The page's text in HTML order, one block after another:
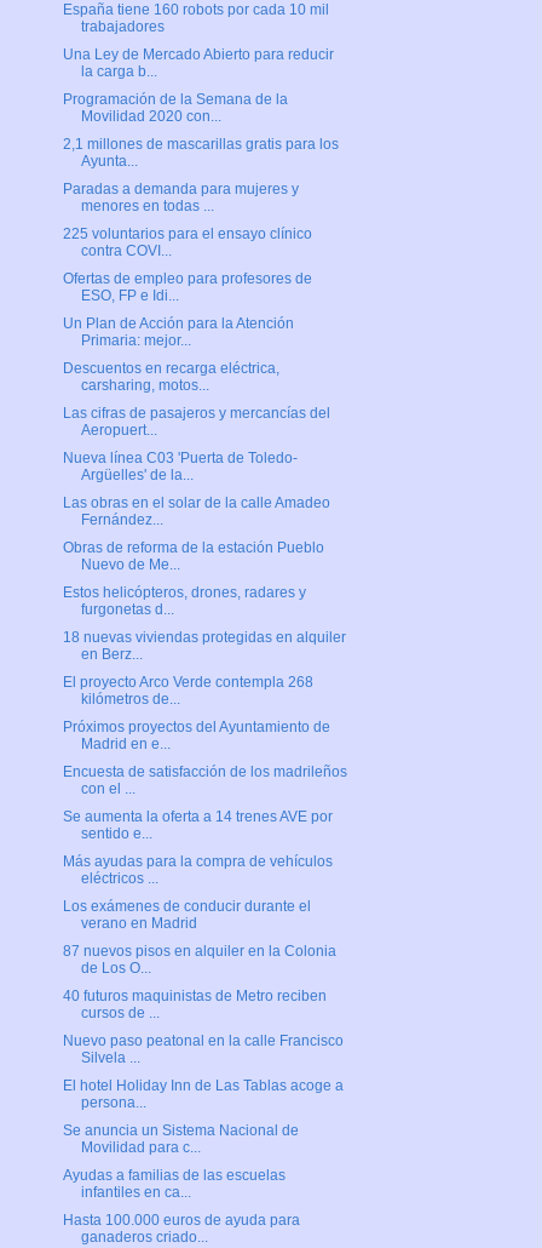
España tiene 160 robots por cada 10 mil
trabajadores
Una Ley de Mercado Abierto para reducir
la carga b...
Programación de la Semana de la
Movilidad 2020 con...
2,1 millones de mascarillas gratis para los
Ayunta...
Paradas a demanda para mujeres y
menores en todas ...
225 voluntarios para el ensayo clínico
contra COVI...
Ofertas de empleo para profesores de
ESO, FP e Idi...
Un Plan de Acción para la Atención
Primaria: mejor...
Descuentos en recarga eléctrica,
carsharing, motos...
Las cifras de pasajeros y mercancías del
Aeropuert...
Nueva línea C03 'Puerta de Toledo-
Argüelles' de la...
Las obras en el solar de la calle Amadeo
Fernández...
Obras de reforma de la estación Pueblo
Nuevo de Me...
Estos helicópteros, drones, radares y
furgonetas d...
18 nuevas viviendas protegidas en alquiler
en Berz...
El proyecto Arco Verde contempla 268
kilómetros de...
Próximos proyectos del Ayuntamiento de
Madrid en e...
Encuesta de satisfacción de los madrileños
con el ...
Se aumenta la oferta a 14 trenes AVE por
sentido e...
Más ayudas para la compra de vehículos
eléctricos ...
Los exámenes de conducir durante el
verano en Madrid
87 nuevos pisos en alquiler en la Colonia
de Los O...
40 futuros maquinistas de Metro reciben
cursos de ...
Nuevo paso peatonal en la calle Francisco
Silvela ...
El hotel Holiday Inn de Las Tablas acoge a
persona...
Se anuncia un Sistema Nacional de
Movilidad para c...
Ayudas a familias de las escuelas
infantiles en ca...
Hasta 100.000 euros de ayuda para
ganaderos criado...